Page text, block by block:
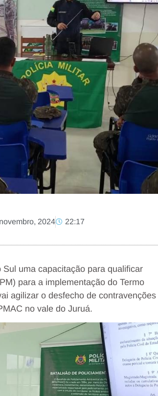
2024 22:17
uma capacitação para qualificar
para a implementação do Termo
agilizar o desfecho de contravenções
no vale do Juruá.